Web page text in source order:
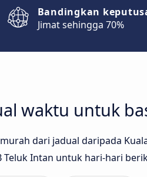
Bandingkan
Jimat sehingga 70%
waktu untuk
dari jadual daripada
Teluk Intan untuk hari-hari